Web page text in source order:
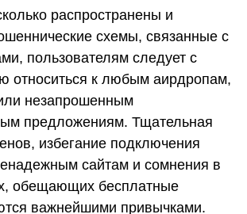
распространены и
схемы, связанные с
пользователям следует с
относиться к любым аирдропам,
незапрошенным
предложениям. Тщательная
избегание подключения
сайтам и сомнения в
обещающих бесплатные
важнейшими привычками.